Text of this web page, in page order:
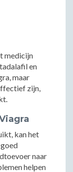
medicijn
en
maar
zijn,
kan het
naar
helpen